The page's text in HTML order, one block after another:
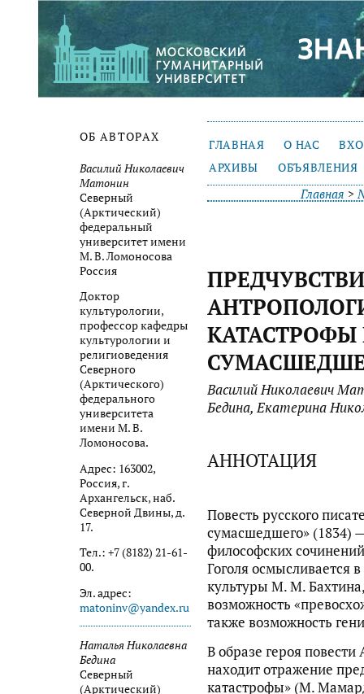
ОБ АВТОРАХ
Василий Николаевич
Матонин
Северный
(Арктический)
федеральный
университет имени
М. В. Ломоносова
Россия
Доктор
культурологии,
профессор кафедры
культурологии и
религиоведения
Северного
(Арктического)
федерального
университета
имени М. В.
Ломоносова.
Адрес: 163002,
Россия, г.
Архангельск, наб.
Северной Двины, д.
17.
Тел.: +7 (8182) 21-61-
00.
Эл. адрес:
matoninv@yandex.ru
Наталья Николаевна
Бедина
Северный
(Арктический)
ГЛАВНАЯ О НАС
АРХИВЫ
ОБЪЯВЛЕНИЯ
Главная >
КАТАСТРОФЫ
Василий Николаевич
Бедина, Екатерина
АННОТАЦИЯ
Повесть русского
сумасшедшего» (1834)
философских
Гоголя осмысливается
культуры М. М.
возможность
также возможность
В образе героя
находит отражение
катастрофы» (М.